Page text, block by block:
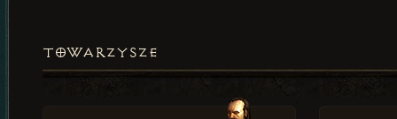
TOWARZYSZE